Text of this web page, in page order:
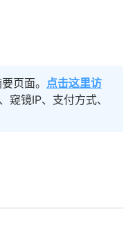
页面。 点击这里访
窥镜IP、支付方式、